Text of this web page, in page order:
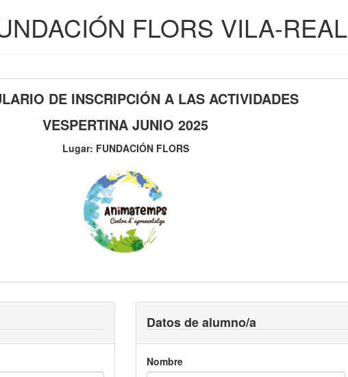
FLORS VILA-REAL
DE INSCRIPCIÓN A LAS ACTIVIDADES
VESPERTINA JUNIO 2025
Lugar: FUNDACIÓN FLORS
Datos de alumno/a
Nombre